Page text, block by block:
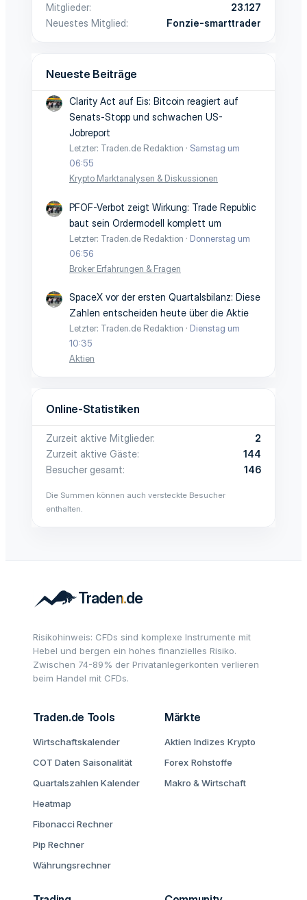
Mitglieder
23.127
Neuestes Mitglied
Fonzie-smarttrader
Neueste Beiträge
Clarity Act auf Eis: Bitcoin reagiert auf
Senats-Stopp und schwachen US-
Jobreport
Letzter: Traden.de Redaktion
Samstag um
06:55
Krypto Marktanalysen & Diskussionen
PFOF-Verbot zeigt Wirkung: Trade Republic
baut sein Ordermodell komplett um
Letzter: Traden.de Redaktion
Donnerstag um
06:56
Broker Erfahrungen & Fragen
SpaceX vor der ersten Quartalsbilanz: Diese
Zahlen entscheiden heute über die Aktie
Letzter: Traden.de Redaktion
Dienstag um
10:35
Aktien
Online-Statistiken
Zurzeit aktive Mitglieder
2
Zurzeit aktive Gäste
144
Besucher gesamt
146
Die Summen können auch versteckte Besucher
enthalten.
Risikohinweis: CFDs sind komplexe Instrumente mit
Hebel und bergen ein hohes finanzielles Risiko.
Zwischen 74-89% der Privatanlegerkonten verlieren
beim Handel mit CFDs.
Traden.de Tools
Wirtschaftskalender
COT Daten Saisonalität
Quartalszahlen Kalender
Heatmap
Fibonacci Rechner
Pip Rechner
Währungsrechner
Märkte
Aktien Indizes Krypto
Forex Rohstoffe
Makro & Wirtschaft